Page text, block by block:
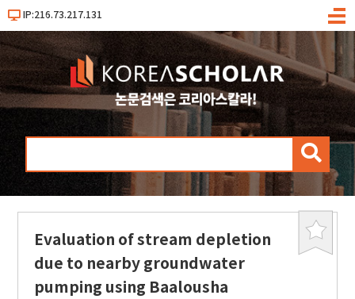
IP:216.73.217.131
메
검
북
Evaluation of stream depletion
due to nearby groundwater
pumping using Baalousha